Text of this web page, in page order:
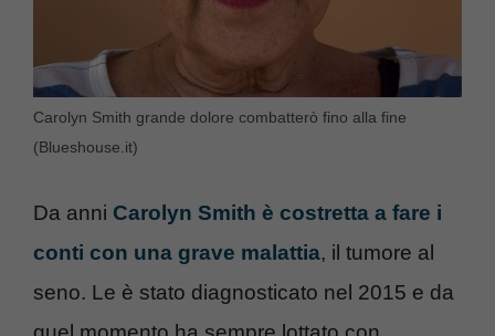
Carolyn Smith grande dolore combatterò fino alla fine
(Blueshouse.it)
Da anni Carolyn Smith è costretta a fare i
conti con una grave malattia, il tumore al
seno. Le è stato diagnosticato nel 2015 e da